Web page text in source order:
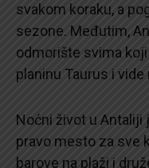
svakom koraku, a
sezone. Međutim,
odmorište svima
planinu Taurus i
Noćni život u Antaliji
pravo mesto za sve
barove na plaži i